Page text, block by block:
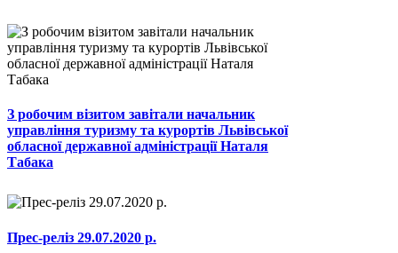
З робочим візитом завітали начальник
управління туризму та курортів Львівської
обласної державної адміністрації Наталя
Табака
Прес-реліз 29.07.2020 р.